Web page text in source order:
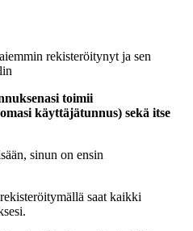
rekisteröitynyt ja sen
toimii
käyttäjätunnus) sekä itse
sinun on ensin
saat kaikki